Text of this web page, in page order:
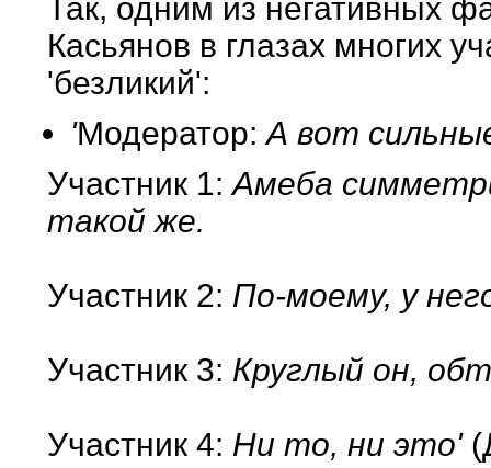
Так, одним из негативных
Касьянов в глазах многих
'безликий':
'Модератор: А вот
Участник 1: Амеба
такой же.
Участник 2: По-моему, у
Участник 3: Круглый он,
Участник 4: Ни то, ни это'